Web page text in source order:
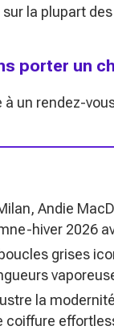
la plupart
porter un
à un rendez-
Andie
hiver 2026
grises
la
coiffure